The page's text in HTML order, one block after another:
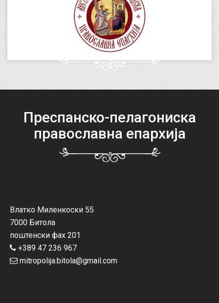
Преспанско-пелагониска
православна епархија
Влатко Миленкоски 55
7000 Битола
поштенски фах 201
+389 47 236 967
mitropolija.bitola@gmail.com